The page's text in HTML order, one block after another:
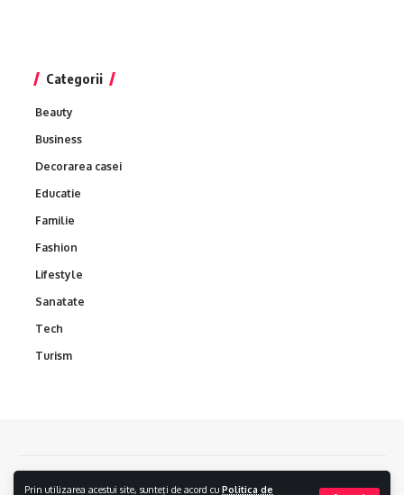
Prin utilizarea acestui site, sunteți de acord cu Politica de
Categorii
Beauty
Business
Decorarea casei
Educatie
Familie
Fashion
Lifestyle
Sanatate
Tech
Turism